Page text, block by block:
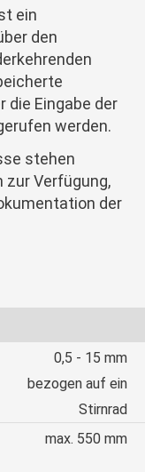
ein
den
die Eingabe der
werden.
stehen
Verfügung,
der
0,5 - 15 mm
bezogen auf ein
Stirnrad
max. 550 mm